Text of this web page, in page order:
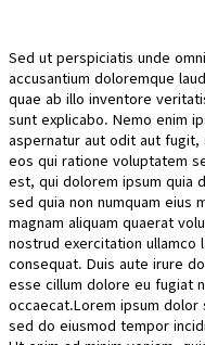
Sed ut perspiciatis unde
accusantium doloremque
quae ab illo inventore
sunt explicabo. Nemo enim
aspernatur aut odit aut fugit,
eos qui ratione voluptatem
est, qui dolorem ipsum quia
sed quia non numquam eius
magnam aliquam quaerat
nostrud exercitation ullamco
consequat. Duis aute irure
esse cillum dolore eu fugiat
occaecat.Lorem ipsum
sed do eiusmod tempor